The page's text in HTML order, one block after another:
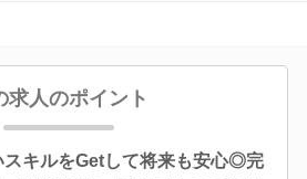
求人のポイント
キルをGetして将来も安心◎完